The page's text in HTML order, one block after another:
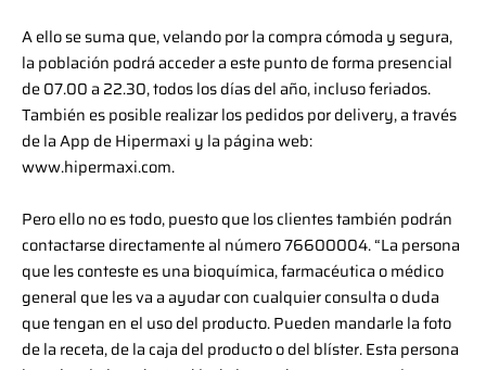
A ello se suma que, velando por la compra cómoda y segura,
la población podrá acceder a este punto de forma presencial
de 07.00 a 22.30, todos los días del año, incluso feriados.
También es posible realizar los pedidos por delivery, a través
de la App de Hipermaxi y la página web:
www.hipermaxi.com.
Pero ello no es todo, puesto que los clientes también podrán
contactarse directamente al número 76600004. “La persona
que les conteste es una bioquímica, farmacéutica o médico
general que les va a ayudar con cualquier consulta o duda
que tengan en el uso del producto. Pueden mandarle la foto
de la receta, de la caja del producto o del blíster. Esta persona